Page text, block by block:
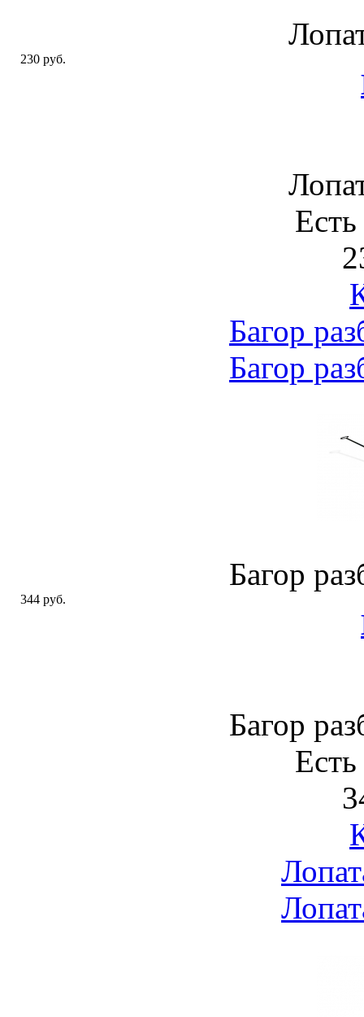
230 руб.
Багор
Багор
Багор
344 руб.
Багор